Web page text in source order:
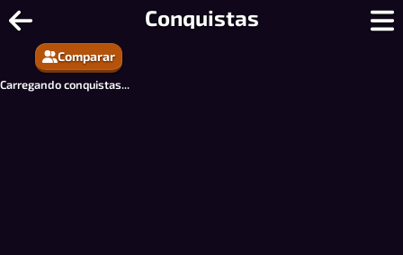
Conquistas
Estoura-Palavra - Embaralhar
Comparar
Carregando conquistas...